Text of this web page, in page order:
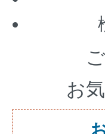
お